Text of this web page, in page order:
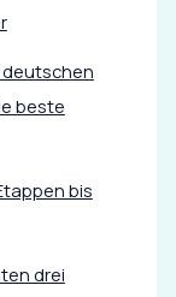
deutschen
beste
bis
drei